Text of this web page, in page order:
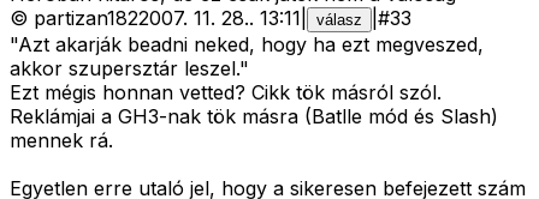
© partizan1822007. 11. 28.. 13:11 válasz #33
"Azt akarják beadni neked, hogy ha ezt megveszed,
akkor szupersztár leszel."
Ezt mégis honnan vetted? Cikk tök másról szól.
Reklámjai a GH3-nak tök másra (Batlle mód és Slash)
mennek rá.
Egyetlen erre utaló jel, hogy a sikeresen befejezett szám